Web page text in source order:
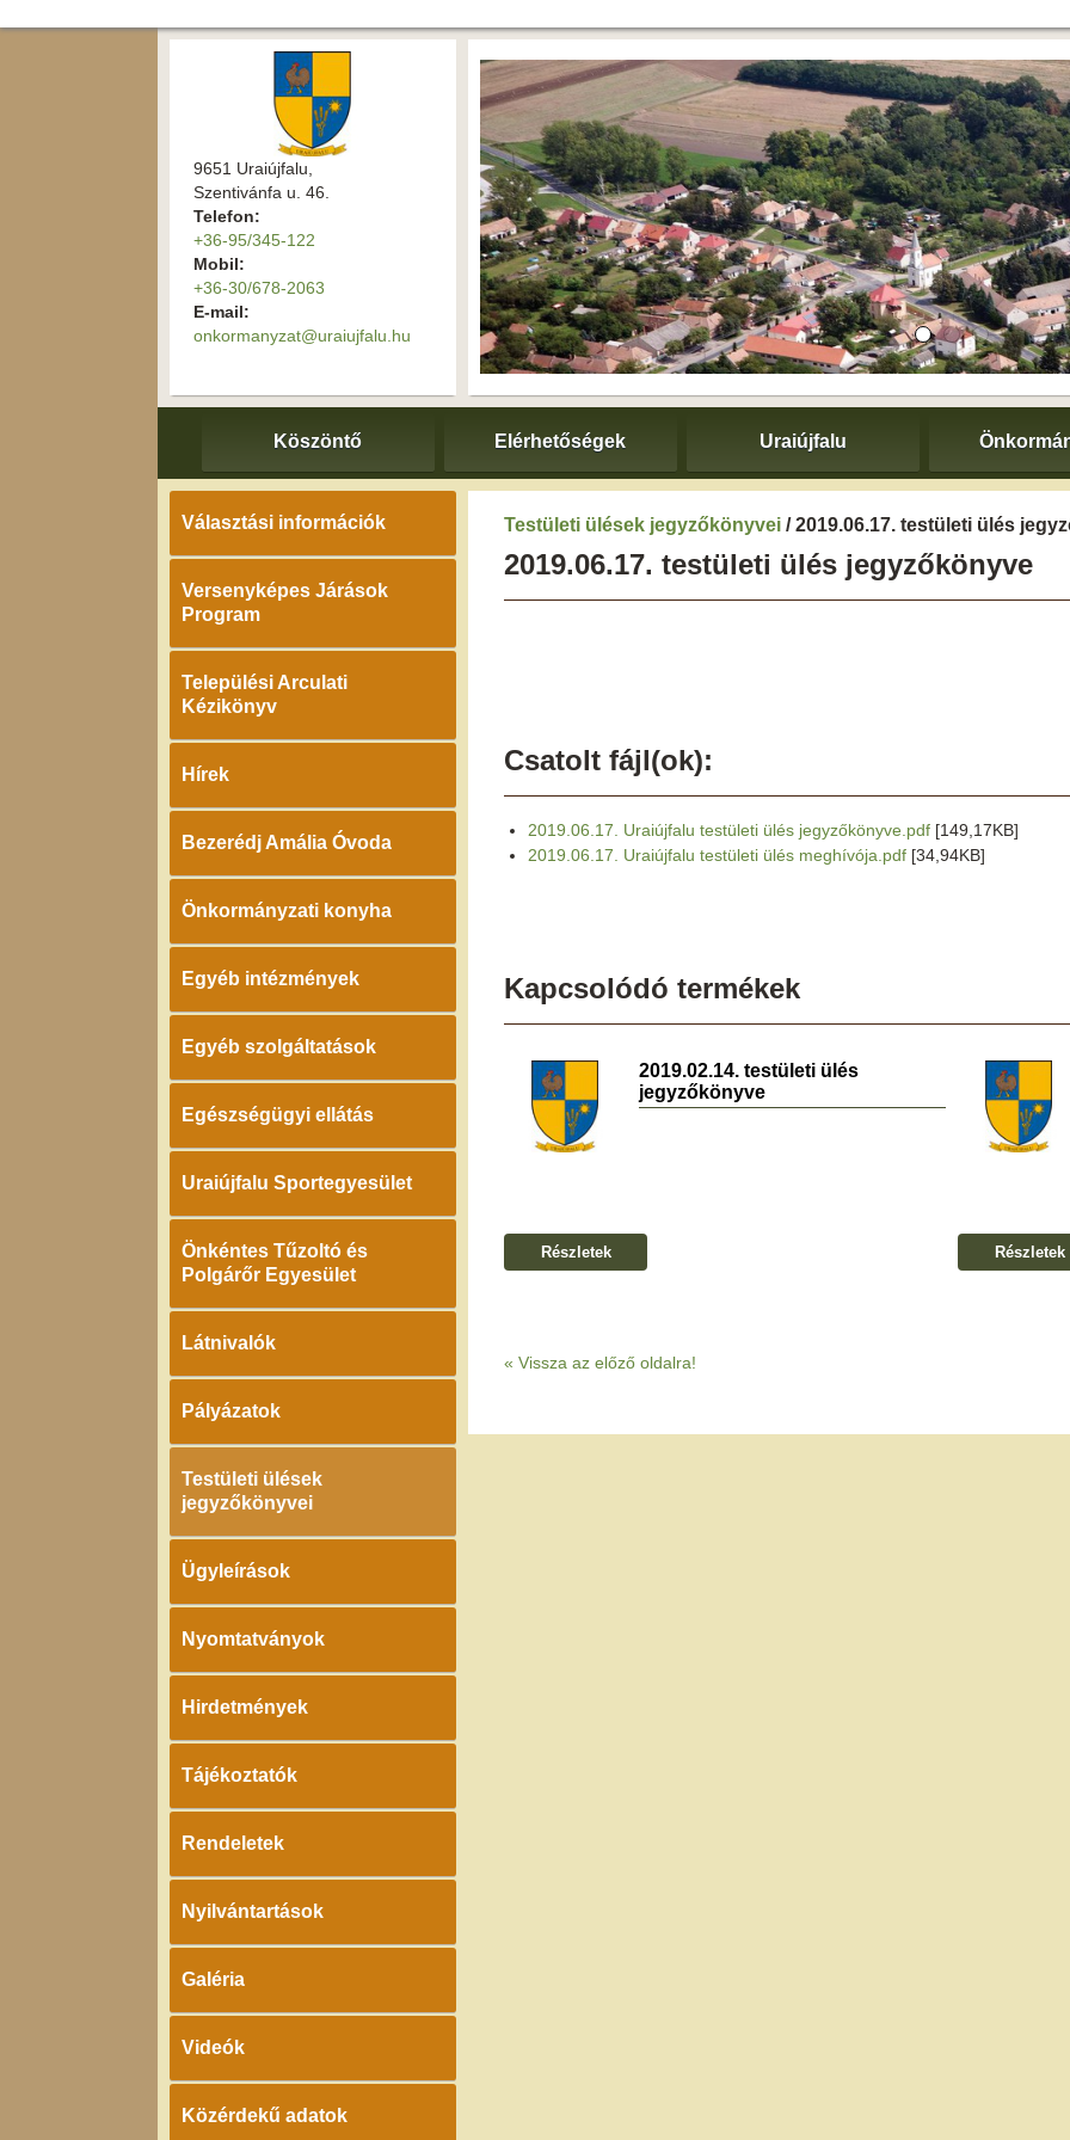
9651 Uraiújfalu,
Szentivánfa u. 46.
Telefon:
+36-95/345-122
Mobil:
+36-30/678-2063
E-mail:
onkormanyzat@uraiujfalu.hu
Köszöntő Elérhetőségek Uraiújfalu
Választási információk
Versenyképes Járások
Program
Települési Arculati
Kézikönyv
Hírek
Bezerédj Amália Óvoda
Önkormányzati konyha
Egyéb intézmények
Egyéb szolgáltatások
Egészségügyi ellátás
Uraiújfalu Sportegyesület
Önkéntes Tűzoltó és
Polgárőr Egyesület
Látnivalók
Pályázatok
Testületi ülések
jegyzőkönyvei
Ügyleírások
Nyomtatványok
Hirdetmények
Tájékoztatók
Rendeletek
Nyilvántartások
Galéria
Videók
Közérdekű adatok
Testületi ülések jegyzőkönyvei / 2019.06.17. testületi ülés
2019.06.17. testületi ülés jegyzőkönyve
Csatolt fájl(ok):
2019.06.17. Uraiújfalu testületi ülés jegyzőkönyve.pdf [149,17KB]
2019.06.17. Uraiújfalu testületi ülés meghívója.pdf [34,94KB]
Kapcsolódó termékek
2019.02.14. testületi ülés
jegyzőkönyve
Részletek Részletek
« Vissza az előző oldalra!